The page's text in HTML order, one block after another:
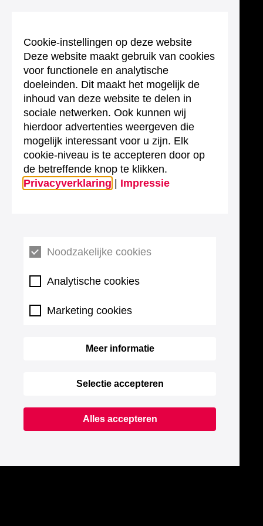
Cookie-instellingen op deze website
Deze website maakt gebruik van cookies
voor functionele en analytische
doeleinden. Dit maakt het mogelijk de
inhoud van deze website te delen in
sociale netwerken. Ook kunnen wij
hierdoor advertenties weergeven die
mogelijk interessant voor u zijn. Elk
cookie-niveau is te accepteren door op
de betreffende knop te klikken.
Privacyverklaring
Impressie
Noodzakelijke cookies
Analytische cookies
Marketing cookies
Meer informatie
Selectie accepteren
Alles accepteren